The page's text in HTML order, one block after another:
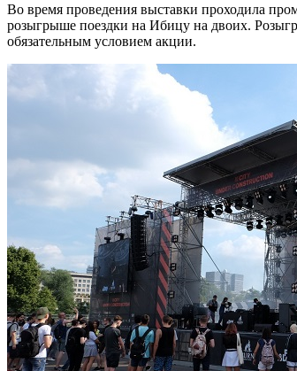
Во время проведения выставки проходила
розыгрыше поездки на Ибицу на двоих.
обязательным условием акции.